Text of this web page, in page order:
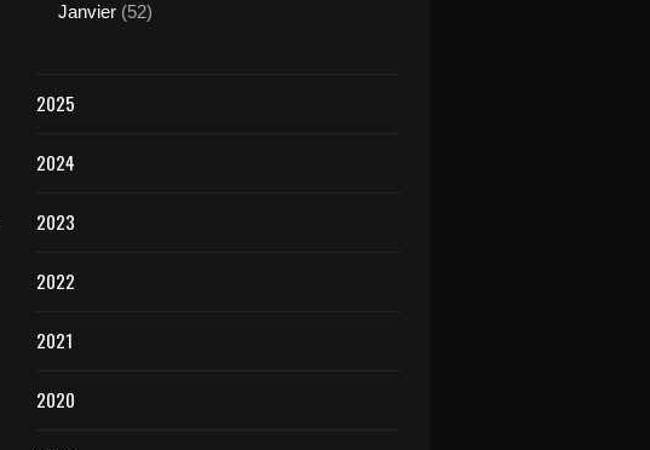
Janvier (52)
2025
2024
2023
2022
2021
2020